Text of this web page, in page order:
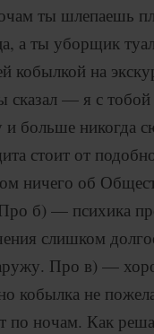
ты шлепаешь
а ты уборщик
кобылкой на
сказал — я с
и больше никогда
стоит от
ничего об
б) — психика
слишком
Про в) —
кобылка не
по ночам. Как